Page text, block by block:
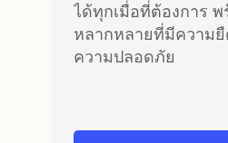
ได้ทุกเมื่อที่ต้องการ
หลากหลายที่มีความ
ความปลอดภัย